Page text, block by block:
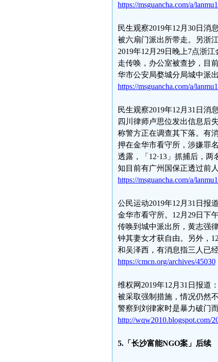
https://msguancha.com/a/
民生观察2019年12月30日消
被六扇门派出所带走。另浙
2019年12月29日晚上7点浙
走传唤，办公室被查抄，目
华市公安局婺城分局城中派
https://msguancha.com/a/
民生观察2019年12月31日消
四川律师卢思位发出信息后
称警方正在调查其下落。有
押在金华市看守所，涉嫌罪
透露，「12·13」抓捕后，
知目前有广州国保正透过前
https://msguancha.com/a/
公民运动2019年12月31日报
金华市看守所。12月29日下
传唤到城中派出所，黄志强
钟其妻女才获自由。另外，
和吴泽西，有消息指三人已
https://cmcn.org/archives/45030
维权网2019年12月31日报道
被采取强制措施，情况仍然
警察到刘律家时是暴力破门
http://wqw2010.blogspot.com/
5.「长沙富能NGO案」后续